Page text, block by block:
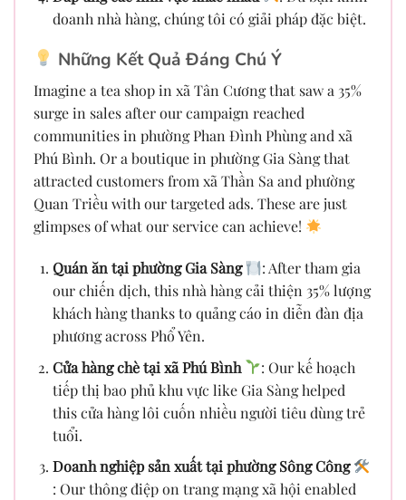
doanh nhà hàng, chúng tôi có giải pháp đặc biệt.
Những Kết Quả Đáng Chú Ý
Imagine a tea shop in xã Tân Cương that saw a 35%
surge in sales after our campaign reached
communities in phường Phan Đình Phùng and xã
Phú Bình. Or a boutique in phường Gia Sàng that
attracted customers from xã Thần Sa and phường
Quan Triều with our targeted ads. These are just
glimpses of what our service can achieve!
Quán ăn tại phường Gia Sàng
: After tham gia
our chiến dịch, this nhà hàng cải thiện 35% lượng
khách hàng thanks to quảng cáo in diễn đàn địa
phương across Phổ Yên.
Cửa hàng chè tại xã Phú Bình
: Our kế hoạch
tiếp thị bao phủ khu vực like Gia Sàng helped
this cửa hàng lôi cuốn nhiều người tiêu dùng trẻ
tuổi.
Doanh nghiệp sản xuất tại phường Sông Công
: Our thông điệp on trang mạng xã hội enabled